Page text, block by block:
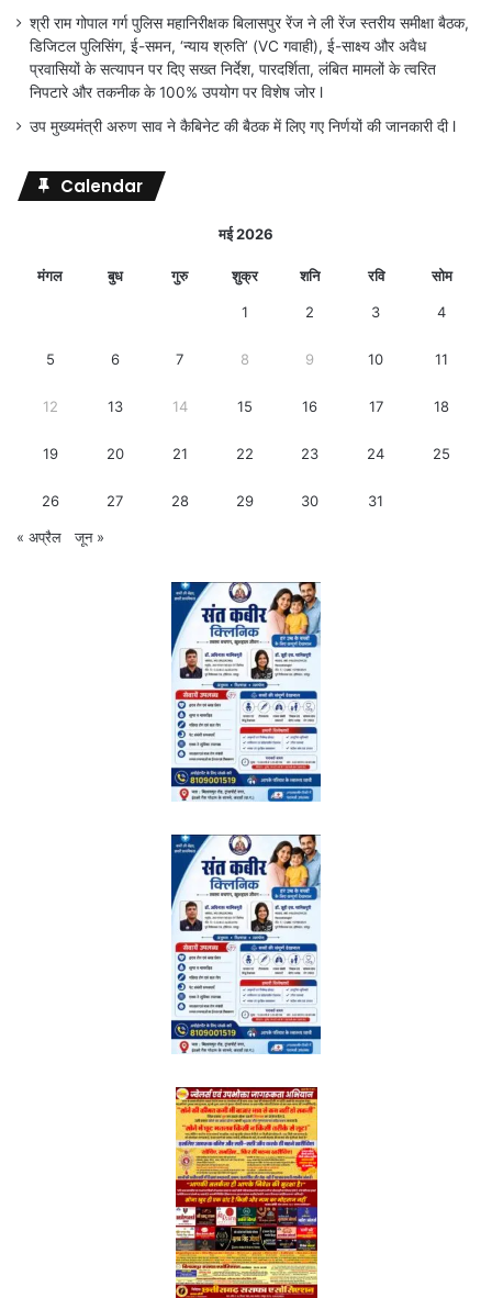
श्री राम गोपाल गर्ग पुलिस महानिरीक्षक बिलासपुर रेंज ने ली रेंज स्तरीय समीक्षा बैठक,
डिजिटल पुलिसिंग, ई-समन, ‘न्याय श्रुति’ (VC गवाही), ई-साक्ष्य और अवैध
प्रवासियों के सत्यापन पर दिए सख्त निर्देश, पारदर्शिता, लंबित मामलों के त्वरित
निपटारे और तकनीक के 100% उपयोग पर विशेष जोर l
उप मुख्यमंत्री अरुण साव ने कैबिनेट की बैठक में लिए गए निर्णयों की जानकारी दी l
Calendar
मई 2026
मंगल बुध गुरु शुक्र शनि रवि सोम
1 2 3 4
5 6 7 8 9 10 11
12 13 14 15 16 17 18
19 20 21 22 23 24 25
26 27 28 29 30 31
« अप्रैल जून »